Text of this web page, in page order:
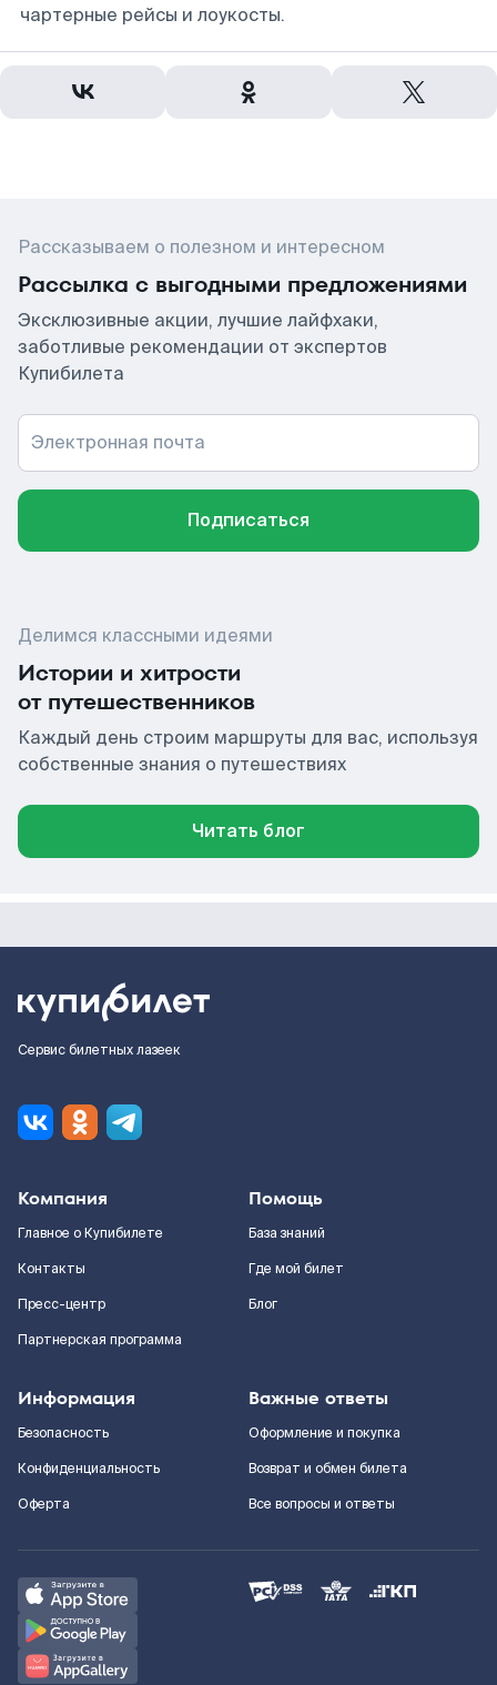
чартерные рейсы и лоукосты.
Рассказываем о полезном и интересном
Рассылка с выгодными предложениями
Эксклюзивные акции, лучшие лайфхаки,
заботливые рекомендации от экспертов
Купибилета
Электронная почта
Подписаться
Делимся классными идеями
Истории и хитрости
от путешественников
Каждый день строим маршруты для вас, используя
собственные знания о путешествиях
Читать блог
Сервис билетных лазеек
Компания
Главное о Купибилете
Контакты
Пресс-центр
Партнерская программа
Помощь
База знаний
Где мой билет
Блог
Информация
Безопасность
Конфиденциальность
Оферта
Важные ответы
Оформление и покупка
Возврат и обмен билета
Все вопросы и ответы